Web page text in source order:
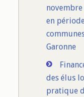
en
Garonne
des élus
pratique